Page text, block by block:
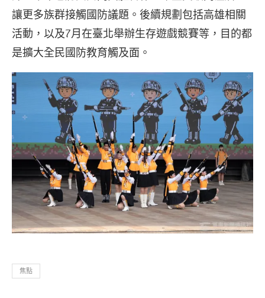
讓更多族群接觸國防議題。後續規劃包括高雄相關
活動，以及7月在臺北舉辦生存遊戲競賽等，目的都
是擴大全民國防教育觸及面。
焦點